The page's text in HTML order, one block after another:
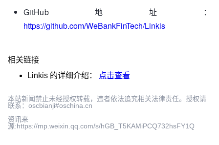
GitHub地址：
https://github.com/WeBankFinTech/Linkis
相关链接
Linkis 的详细介绍： 点击查看
本站新闻禁止未经授权转载，违者依法追究相关法律责任。授权请
联系：oscbianji#oschina.cn
资讯来
源:https://mp.weixin.qq.com/s/hGB_T5KAMiPCQ732hsFY1Q